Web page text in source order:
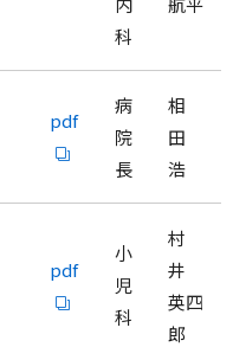
科
pdf
病
院
長
相
田
浩
pdf
小
児
科
村
井
英四
郎